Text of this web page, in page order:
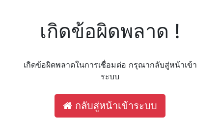
เกิดข้อผิดพลาด !
เกิดข้อผิดพลาดในการเชื่อมต่อ กรุณากลับสู่หน้าเข้า
ระบบ
กลับสู่หน้าเข้าระบบ